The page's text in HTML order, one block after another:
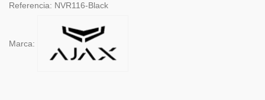
Referencia: NVR116-Black
Marca: